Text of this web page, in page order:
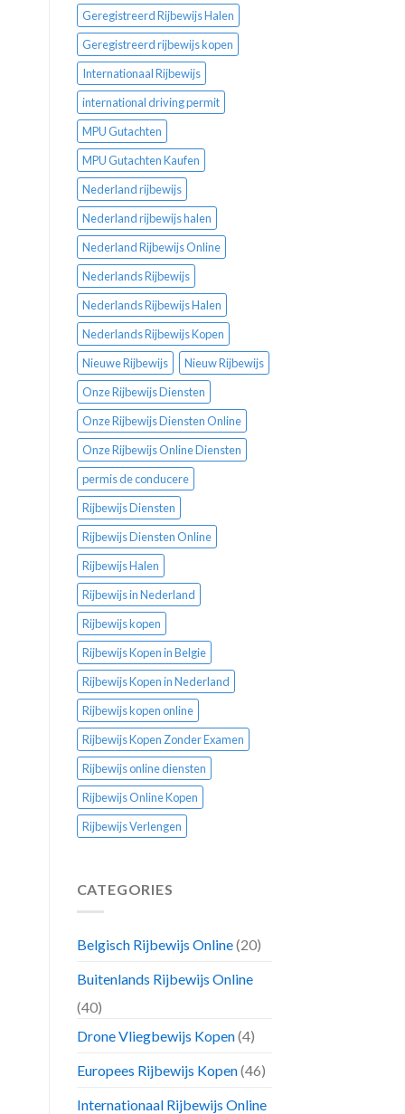
Geregistreerd Rijbewijs Halen
Geregistreerd rijbewijs kopen
Internationaal Rijbewijs
international driving permit
MPU Gutachten
MPU Gutachten Kaufen
Nederland rijbewijs
Nederland rijbewijs halen
Nederland Rijbewijs Online
Nederlands Rijbewijs
Nederlands Rijbewijs Halen
Nederlands Rijbewijs Kopen
Nieuwe Rijbewijs
Nieuw Rijbewijs
Onze Rijbewijs Diensten
Onze Rijbewijs Diensten Online
Onze Rijbewijs Online Diensten
permis de conducere
Rijbewijs Diensten
Rijbewijs Diensten Online
Rijbewijs Halen
Rijbewijs in Nederland
Rijbewijs kopen
Rijbewijs Kopen in Belgie
Rijbewijs Kopen in Nederland
Rijbewijs kopen online
Rijbewijs Kopen Zonder Examen
Rijbewijs online diensten
Rijbewijs Online Kopen
Rijbewijs Verlengen
CATEGORIES
Belgisch Rijbewijs Online(20)
Buitenlands Rijbewijs Online
(40)
Drone Vliegbewijs Kopen(4)
Europees Rijbewijs Kopen(46)
Internationaal Rijbewijs Online